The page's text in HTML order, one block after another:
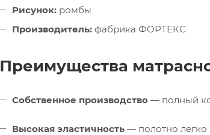
Рисунок: ромбы
Производитель: фабрика ФОРТЕКС
Преимущества
Собственное производство — полный
Высокая эластичность — полотно легко